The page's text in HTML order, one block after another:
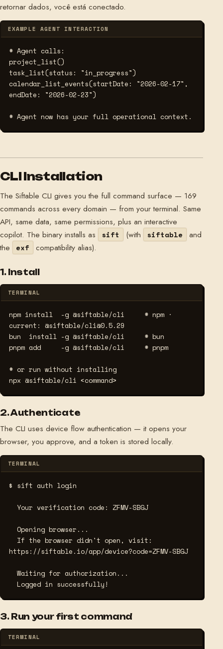
retornar dados, você está conectado.
EXAMPLE AGENT INTERACTION
# Agent calls:
project_list()
task_list(status: "in_progress")
calendar_list_events(startDate: "2026-02-17",
endDate: "2026-02-23")
# Agent now has your full operational context.
CLI Installation
The Siftable CLI gives you the full command surface — 169
commands across every domain — from your terminal. Same
API, same data, same permissions, plus an interactive
copilot. The binary installs as
sift (with siftable
and
the
exf compatibility alias).
1. Install
TERMINAL
npm install  -g @siftable/cli # npm ·
current: @siftable/cli@0.5.29
bun  install -g @siftable/cli # bun
pnpm add     -g @siftable/cli # pnpm
# or run without installing
npx @siftable/cli <command>
2. Authenticate
The CLI uses device flow authentication — it opens your
browser, you approve, and a token is stored locally.
TERMINAL
$ sift auth login
https://siftable.io/app/device?code=ZFMV-SBGJ
  Logged in successfully!
3. Run your first command
TERMINAL